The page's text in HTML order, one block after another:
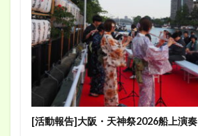
[活動報告]大阪・天神祭2026船上演奏